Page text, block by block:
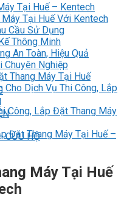
CỨU HỘ
Tại Huế – Kentech
Tại Huế Với Kentech
Cầu Sử Dụng
Thông Minh
An Toàn, Hiệu Quả
Nghiệp
Thang Máy Tại Huế
Cho Dịch Vụ Thi Công, Lắp
Công, Lắp Đặt Thang Máy
Đặt Thang Máy Tại Huế –
Máy Tại Huế